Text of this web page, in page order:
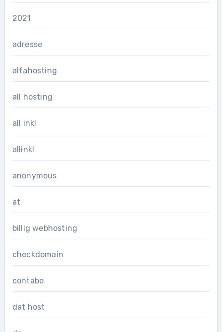
2021
adresse
alfahosting
all hosting
all inkl
allinkl
anonymous
at
billig webhosting
checkdomain
contabo
dat host